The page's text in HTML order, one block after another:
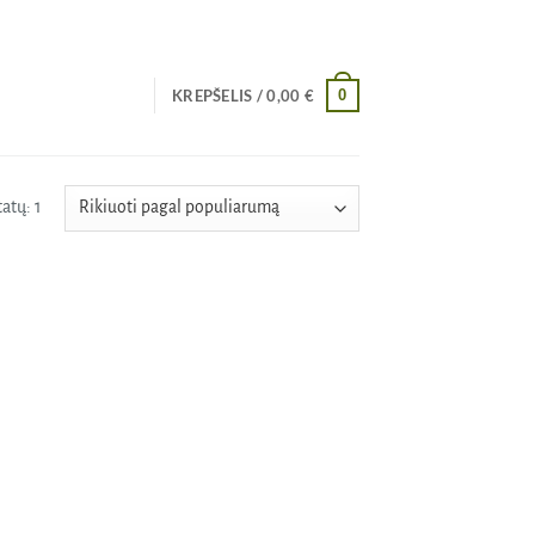
KREPŠELIS /0,00 € 0
1